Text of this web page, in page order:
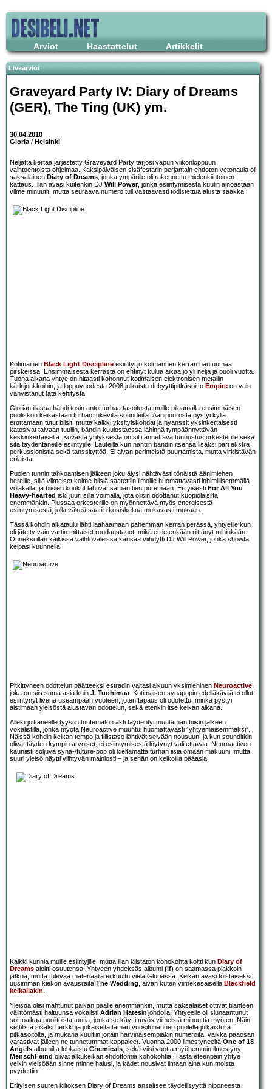
Arviot Haastattelut Artikkelit
Livearviot
Graveyard Party IV: Diary of Dreams
(GER), The Ting (UK) ym.
30.04.2010
Gloria / Helsinki
Neljättä kertaa järjestetty Graveyard Party tarjosi vapun viikonloppuun
vaihtoehtoista ohjelmaa. Kaksipäiväisen sisäfestarin perjantain ehdoton vetonaula oli
saksalainen Diary of Dreams, jonka ympärille oli rakennettu mielenkiintoinen
kattaus. Illan avasi kuitenkin DJ Will Power, jonka esiintymisestä kuulin ainoastaan
viime minuutit, mutta seuraava numero tuli vastaavasti todistettua alusta saakka.
Kotimainen Black Light Discipline esiintyi jo kolmannen kerran hautuumaa
pirskeissä. Ensimmäisestä kerrasta on ehtinyt kulua aikaa jo yli neljä ja puoli vuotta.
Tuona aikana yhtye on hitaasti kohonnut kotimaisen elektronisen metallin
kärkijoukkoihin, ja loppuvuodesta 2008 julkaistu debyyttipitkäsoitto Empire on vain
vahvistanut tätä kehitystä.
Glorian illassa bändi tosin antoi turhaa tasoitusta muille pilaamalla ensimmäisen
puoliskon keikastaan turhan tukevilla soundeilla. Äänipuurosta pystyi kyllä
erottamaan tutut biisit, mutta kaikki yksityiskohdat ja nyanssit yksinkertaisesti
katosivat taivaan tuuliin, bändin kuulostaessa lähinnä tympäännyttävän
keskinkertaiselta. Kovasta yrityksestä on silti annettava tunnustus orkesterille sekä
sitä täydentäneille esiintyjille. Lauteilla kun nähtiin bändin itsensä lisäksi pari ekstra
perkussionistia sekä tanssityttöä. Ei aivan perinteistä puurtamista, mutta virkistävän
erilaista.
Puolen tunnin tahkoamisen jälkeen joku älysi nähtävästi tönäistä äänimiehen
hereille, sillä viimeiset kolme biisiä saatettiin ilmoille huomattavasti inhimillisemmällä
volakalla, ja biisien koukut lähtivät saman tien puremaan. Erityisesti For All You
Heavy-hearted iski juuri sillä voimalla, jota olisin odottanut kuopiolaisilta
enemmänkin. Plussaa orkesterille on myönnettävä myös energisestä
esiintymisestä, jolla väkeä saatiin kosiskeltua mukavasti mukaan.
Tässä kohdin aikataulu lähti laahaamaan pahemman kerran perässä, yhtyeille kun
oli jätetty vain vartin mittaiset roudaustauot, mikä ei tietenkään riittänyt mihinkään.
Onneksi illan kaikissa vaihtoväleissä kansaa viihdytti DJ Will Power, jonka showta
kelpasi kuunnella.
Pitkittyneen odottelun päätteeksi estradin valtasi alkuun yksimiehinen Neuroactive,
joka on siis sama asia kuin J. Tuohimaa. Kotimaisen synapopin edelläkävijä ei ollut
esiintynyt livenä useampaan vuoteen, joten tapaus oli odotettu, minkä pystyi
aistimaan yleisöstä alustavan odottelun, sekä etenkin itse keikan aikana.
Allekirjoittaneelle tyystin tuntematon akti täydentyi muutaman biisin jälkeen
vokalistilla, jonka myötä Neuroactive muuntui huomattavasti ”yhtyemäisemmäksi”.
Näissä kohdin keikan tempo ja fiilistaso lähtivät selvään nousuun, ja kun sounditkin
olivat täyden kympin arvoiset, ei esiintymisestä löytynyt valitettavaa. Neuroactiven
kauniisti soljuva syna-/future-pop oli kieltämättä turhan iisiä omaan makuuni, mutta
suuri yleisö näytti viihtyvän mainiosti – ja sehän on keikoilla pääasia.
Kaikki kunnia muille esiintyjille, mutta illan kiistaton kohokohta koitti kun Diary of
Dreams aloitti osuutensa. Yhtyeen yhdeksäs albumi (if) on saamassa piakkoin
jatkoa, mutta tulevaa materiaalia ei kuultu vielä Gloriassa. Keikan avasi toistaiseksi
uusimman kiekon avausraita The Wedding, aivan kuten viimekesäisellä Blackfield
keikallakin.
Yleisöä olisi mahtunut paikan päälle enemmänkin, mutta saksalaiset ottivat tilanteen
välittömästi haltuunsa vokalisti Adrian Hatesin johdolla. Yhtyeelle oli siunaantunut
soittoaikaa puolitoista tuntia, jonka se käytti myös viimeistä minuuttia myöten. Näin
settilista sisälsi herkkuja jokaiselta tämän vuosituhannen puolella julkaistulta
pitkäsoitolta, ja mukana kuultiin joitain harvinaisempiakin numeroita, vaikka pääosan
varastivat jälleen ne tunnetummat kappaleet. Vuonna 2000 ilmestyneeltä One of 18
Angels albumilta lohkaistu Chemicals, sekä viisi vuotta myöhemmin ilmestynyt
MenschFeind olivat alkukeikan ehdottomia kohokohtia. Tästä eteenpäin yhtye
veikin yleisöään sinne minne halusi, ja kädet nousivat ilmaan aina kun moista
pyydettiin.
Erityisen suuren kiitoksen Diary of Dreams ansaitsee täydellisyyttä hiponeesta